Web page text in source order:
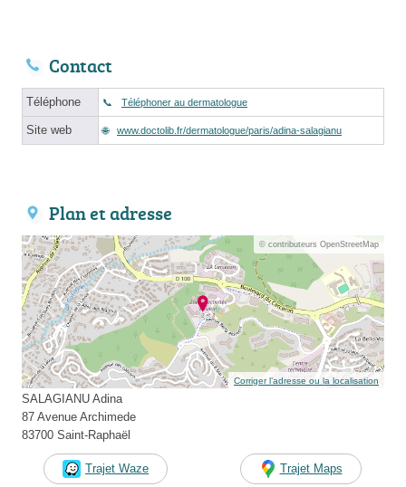
Contact
Téléphone Téléphoner au dermatologue
Site web www.doctolib.fr/dermatologue/paris/adina-salagianu
Plan et adresse
© contributeurs OpenStreetMap
Corriger l’adresse ou la localisation
SALAGIANU Adina
87 Avenue Archimede
83700 Saint-Raphaël
Trajet Waze Trajet Maps